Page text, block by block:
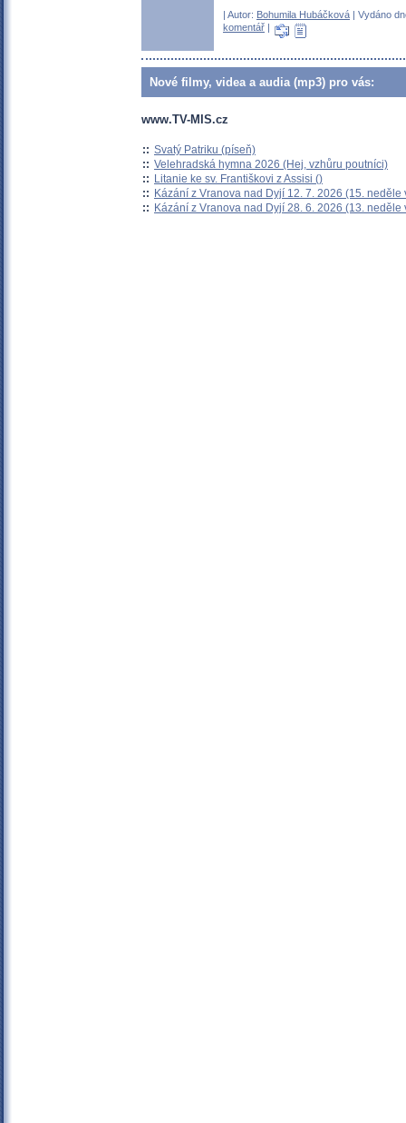
| Autor: Bohumila Hubáčková | Vydáno
komentář |
Nové filmy, videa a audia (mp3) pro vás:
www.TV-MIS.cz
:: Svatý Patriku (píseň)
:: Velehradská hymna 2026 (Hej, vzhůru poutníci)
:: Litanie ke sv. Františkovi z Assisi ()
:: Kázání z Vranova nad Dyjí 12. 7. 2026 (15. neděle
:: Kázání z Vranova nad Dyjí 28. 6. 2026 (13. neděle